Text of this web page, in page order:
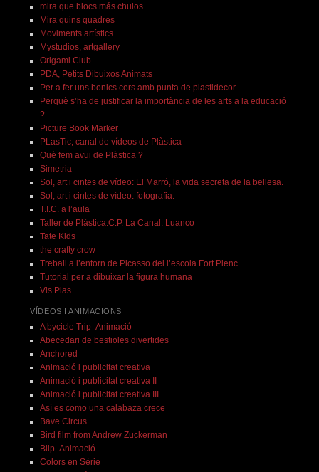
mira que blocs más chulos
Mira quins quadres
Moviments artístics
Mystudios, artgallery
Origami Club
PDA, Petits Dibuixos Animats
Per a fer uns bonics cors amb punta de plastidecor
Perquè s’ha de justificar la importància de les arts a la educació
?
Picture Book Marker
PLasTic, canal de vídeos de Plàstica
Què fem avui de Plàstica ?
Simetria
Sol, art i cintes de vídeo: El Marró, la vida secreta de la bellesa.
Sol, art i cintes de vídeo: fotografia.
T.I.C. a l’aula
Taller de Plàstica.C.P. La Canal. Luanco
Tate Kids
the crafty crow
Treball a l’entorn de Picasso del l’escola Fort Pienc
Tutorial per a dibuixar la figura humana
Vis.Plas
VÍDEOS I ANIMACIONS
A bycicle Trip- Animació
Abecedari de bestioles divertides
Anchored
Animació i publicitat creativa
Animació i publicitat creativa II
Animació i publicitat creativa III
Así es como una calabaza crece
Bave Circus
Bird film from Andrew Zuckerman
Blip- Animació
Colors en Sèrie